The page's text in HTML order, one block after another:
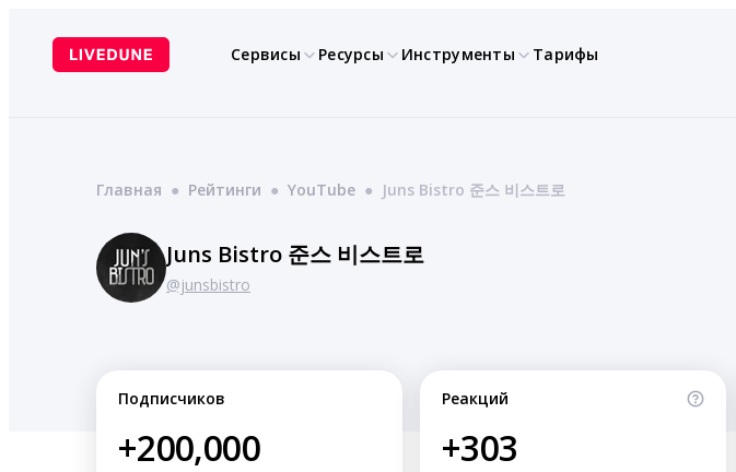
содержимому
Сервисы Ресурсы Инструменты Тарифы
Главная ● Рейтинги ● YouTube ● Juns Bistro 준스 비스트로
Juns Bistro 준스 비스트로
@junsbistro
Подписчиков
+200,000
Реакций
+303